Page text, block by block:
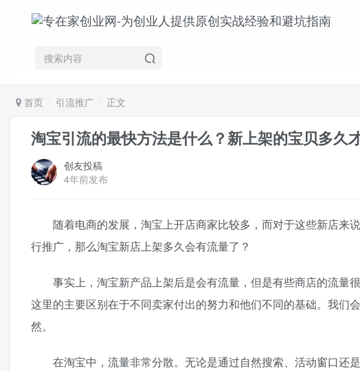
首页 引流推广 正文
淘宝引流的最快方法是什么？新上架的宝贝多久
创友投稿
4年前发布
随着电商的发展，淘宝上开店商家比较多，而对于这些新店来
行推广，那么淘宝新店上架多久会有流量了？
事实上，淘宝新产品上架后是会有流量，但是有些商店的流量
这里的主要区别在于不同卖家付出的努力和他们不同的基础。我
然。
在淘宝中，流量非常分散。无论是通过自然搜索、活动窗口还